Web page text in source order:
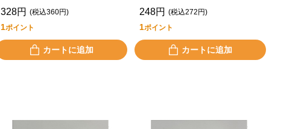
328円 (税込360円)
1ポイント
カートに追加
248円 (税込272円)
1ポイント
カートに追加